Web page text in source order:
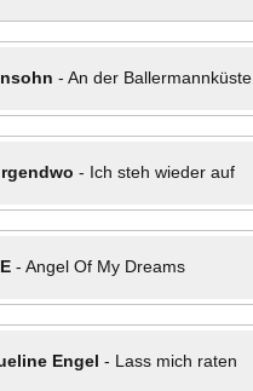
- An der Ballermannküste
- Ich steh wieder auf
- Angel Of My Dreams
Engel - Lass mich raten